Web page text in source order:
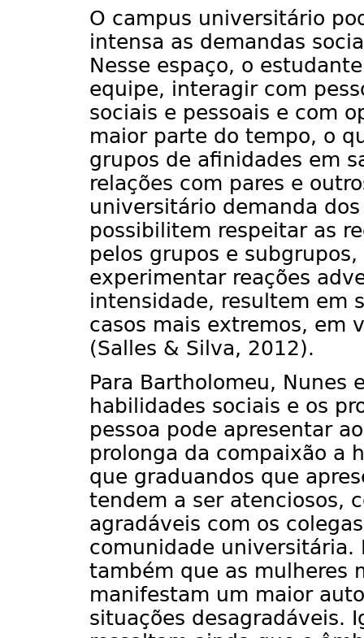
O campus universitário
intensa as demandas
Nesse espaço, o
equipe, interagir com
sociais e pessoais e com
maior parte do tempo, o
grupos de afinidades em
relações com pares e
universitário demanda
possibilitem respeitar as
pelos grupos e
experimentar reações
intensidade, resultem em
casos mais extremos, em
(Salles & Silva, 2012).
Para Bartholomeu, Nunes
habilidades sociais e os
pessoa pode apresentar
prolonga da compaixão a
que graduandos que
tendem a ser atenciosos,
agradáveis com os
comunidade universitária.
também que as mulheres
manifestam um maior
situações desagradáveis.